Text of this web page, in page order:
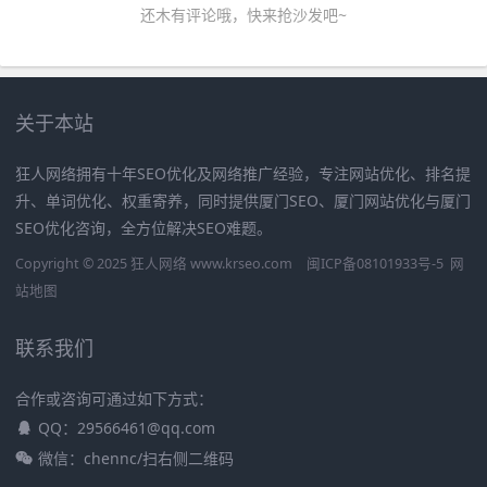
还木有评论哦，快来抢沙发吧~
关于本站
狂人网络拥有十年SEO优化及网络推广经验，专注网站优化、排名提
升、单词优化、权重寄养，同时提供厦门SEO、厦门网站优化与厦门
SEO优化咨询，全方位解决SEO难题。
Copyright © 2025 狂人网络 www.krseo.com 闽ICP备08101933号-5 网
站地图
联系我们
合作或咨询可通过如下方式：
QQ：29566461@qq.com
微信：chennc/扫右侧二维码